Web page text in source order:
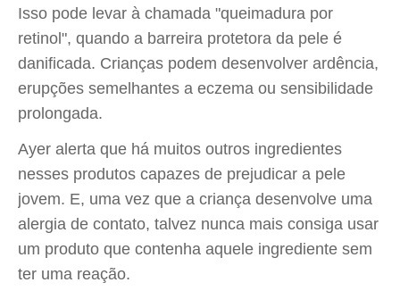
Isso pode levar à chamada "queimadura por
retinol", quando a barreira protetora da pele é
danificada. Crianças podem desenvolver ardência,
erupções semelhantes a eczema ou sensibilidade
prolongada.
Ayer alerta que há muitos outros ingredientes
nesses produtos capazes de prejudicar a pele
jovem. E, uma vez que a criança desenvolve uma
alergia de contato, talvez nunca mais consiga usar
um produto que contenha aquele ingrediente sem
ter uma reação.